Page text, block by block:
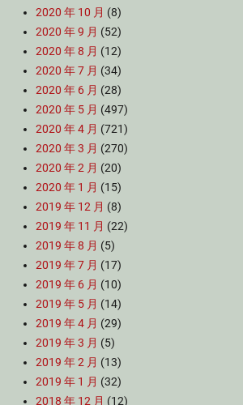
2020 年 10 月 (8)
2020 年 9 月 (52)
2020 年 8 月 (12)
2020 年 7 月 (34)
2020 年 6 月 (28)
2020 年 5 月 (497)
2020 年 4 月 (721)
2020 年 3 月 (270)
2020 年 2 月 (20)
2020 年 1 月 (15)
2019 年 12 月 (8)
2019 年 11 月 (22)
2019 年 8 月 (5)
2019 年 7 月 (17)
2019 年 6 月 (10)
2019 年 5 月 (14)
2019 年 4 月 (29)
2019 年 3 月 (5)
2019 年 2 月 (13)
2019 年 1 月 (32)
2018 年 12 月 (12)